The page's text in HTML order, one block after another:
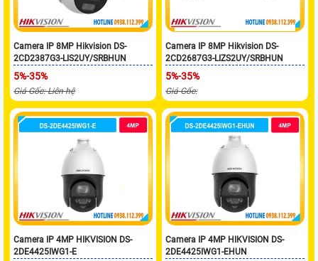
Camera IP 8MP Hikvision DS-
2CD2387G3-LIS2UY/SRBHUN
5%-35%
Giá Gốc: Liên hệ
Camera IP 8MP Hikvision DS-
2CD2687G3-LIZS2UY/SRBHUN
5%-35%
Giá Gốc:
Camera IP 4MP HIKVISION DS-
2DE4425IWG1-E
Camera IP 4MP HIKVISION DS-
2DE4425IWG1-EHUN